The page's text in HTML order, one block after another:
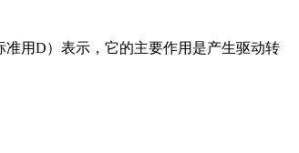
准用D）表示，它的主要作用是产生驱动转